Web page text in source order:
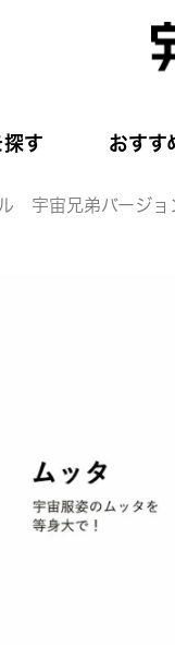
す おすす
宇宙兄弟バージョ